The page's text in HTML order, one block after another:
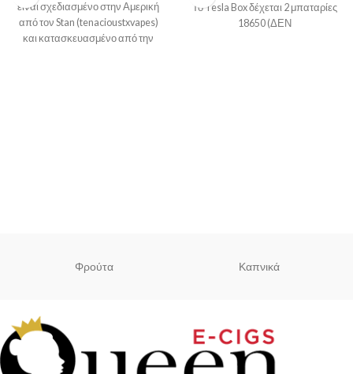
είναι σχεδιασμένο στην Αμερική
από τον Stan (tenacioustxvapes)
και κατασκευασμένο από την
Το Tesla Box δέχεται 2 μπαταρίες
18650 (ΔΕΝ
Φρούτα Καπνικά